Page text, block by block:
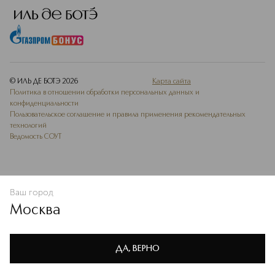
Политике конфиденциальности
© ИЛЬ ДЕ БОТЭ 2026
Карта сайта
Политика в отношении обработки персональных данных и
конфиденциальности
Пользовательское соглашение и правила применения рекомендательных
технологий
Ведомость СОУТ
Ваш город
Москва
ДА, ВЕРНО